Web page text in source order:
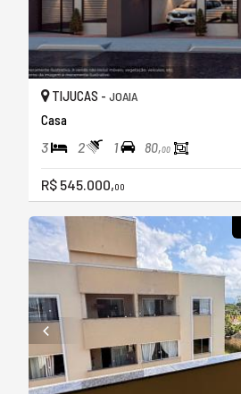
TIJUCAS - JOAIA
Casa
3 2 1 80,00
R$ 545.000,00